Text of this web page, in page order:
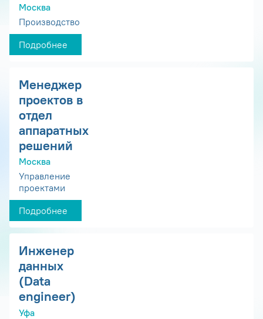
Москва
Производство
Подробнее
Менеджер
проектов в
отдел
аппаратных
решений
Москва
Управление
проектами
Подробнее
Инженер
данных
(Data
engineer)
Уфа